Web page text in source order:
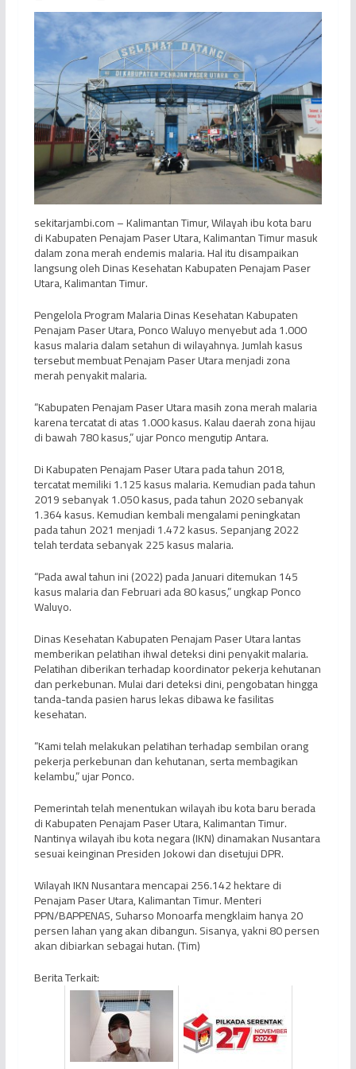
sekitarjambi.com – Kalimantan Timur, Wilayah ibu kota baru
di Kabupaten Penajam Paser Utara, Kalimantan Timur masuk
dalam zona merah endemis malaria. Hal itu disampaikan
langsung oleh Dinas Kesehatan Kabupaten Penajam Paser
Utara, Kalimantan Timur.
Pengelola Program Malaria Dinas Kesehatan Kabupaten
Penajam Paser Utara, Ponco Waluyo menyebut ada 1.000
kasus malaria dalam setahun di wilayahnya. Jumlah kasus
tersebut membuat Penajam Paser Utara menjadi zona
merah penyakit malaria.
“Kabupaten Penajam Paser Utara masih zona merah malaria
karena tercatat di atas 1.000 kasus. Kalau daerah zona hijau
di bawah 780 kasus,” ujar Ponco mengutip Antara.
Di Kabupaten Penajam Paser Utara pada tahun 2018,
tercatat memiliki 1.125 kasus malaria. Kemudian pada tahun
2019 sebanyak 1.050 kasus, pada tahun 2020 sebanyak
1.364 kasus. Kemudian kembali mengalami peningkatan
pada tahun 2021 menjadi 1.472 kasus. Sepanjang 2022
telah terdata sebanyak 225 kasus malaria.
“Pada awal tahun ini (2022) pada Januari ditemukan 145
kasus malaria dan Februari ada 80 kasus,” ungkap Ponco
Waluyo.
Dinas Kesehatan Kabupaten Penajam Paser Utara lantas
memberikan pelatihan ihwal deteksi dini penyakit malaria.
Pelatihan diberikan terhadap koordinator pekerja kehutanan
dan perkebunan. Mulai dari deteksi dini, pengobatan hingga
tanda-tanda pasien harus lekas dibawa ke fasilitas
kesehatan.
“Kami telah melakukan pelatihan terhadap sembilan orang
pekerja perkebunan dan kehutanan, serta membagikan
kelambu,” ujar Ponco.
Pemerintah telah menentukan wilayah ibu kota baru berada
di Kabupaten Penajam Paser Utara, Kalimantan Timur.
Nantinya wilayah ibu kota negara (IKN) dinamakan Nusantara
sesuai keinginan Presiden Jokowi dan disetujui DPR.
Wilayah IKN Nusantara mencapai 256.142 hektare di
Penajam Paser Utara, Kalimantan Timur. Menteri
PPN/BAPPENAS, Suharso Monoarfa mengklaim hanya 20
persen lahan yang akan dibangun. Sisanya, yakni 80 persen
akan dibiarkan sebagai hutan. (Tim)
Berita Terkait: